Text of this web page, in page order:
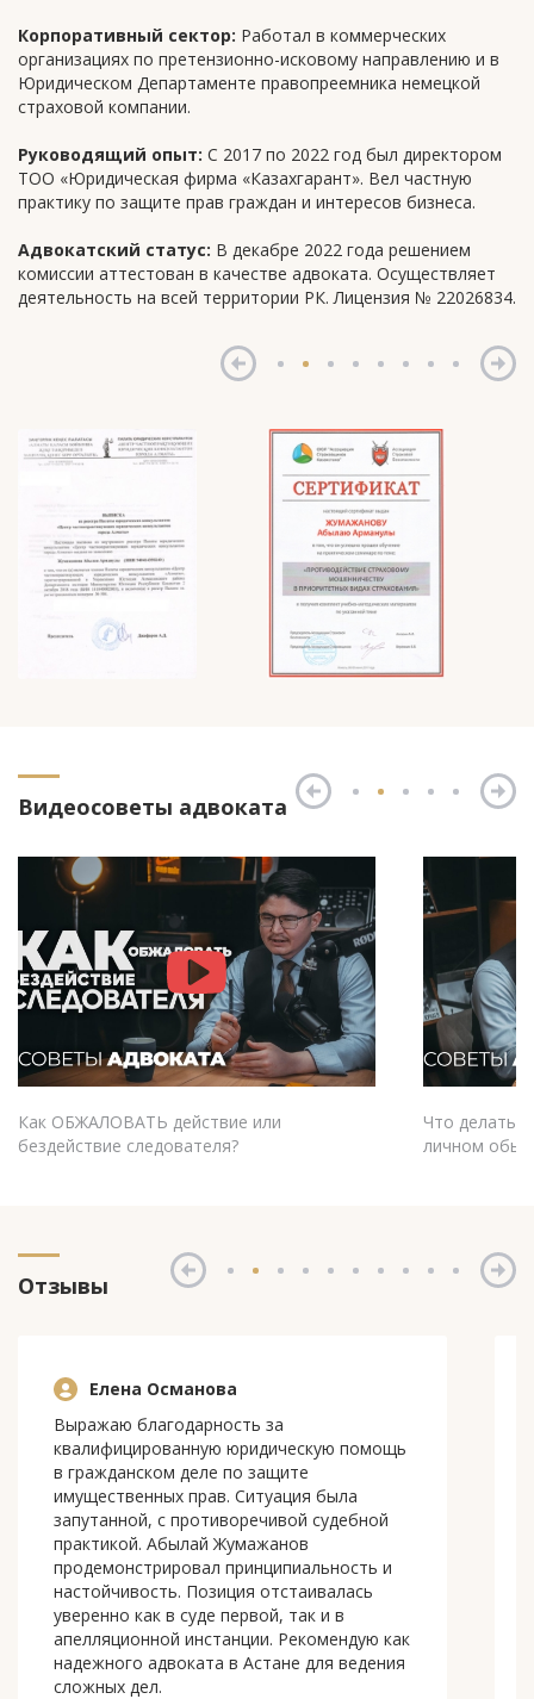
Корпоративный сектор: Работал в коммерческих
организациях по претензионно-исковому направлению и в
Юридическом Департаменте правопреемника немецкой
страховой компании.
Руководящий опыт: С 2017 по 2022 год был директором
ТОО «Юридическая фирма «Казахгарант». Вел частную
практику по защите прав граждан и интересов бизнеса.
Адвокатский статус: В декабре 2022 года решением
комиссии аттестован в качестве адвоката. Осуществляет
деятельность на всей территории РК. Лицензия № 22026834.
Видеосоветы адвоката
Что делать при ОБЫСКЕ жилища (офиса) и
личном обыске?
Свидетель
Что это
Отзывы
Рустем Таженов
Обращался к Абылаю Армановичу по
сложному уголовному делу на стадии
досудебного расследования. Хочу
отметить глубокое погружение в
материалы и нестандартный подход к
формированию правовой позиции. Адвокат
не просто присутствовал на следственных
действиях, а выстроил жесткую и
последовательную линию защиты
подозреваемого. Работа велась строго по
делу, без пустых обещаний. В итоге
удалось добиться справедливого исхода.